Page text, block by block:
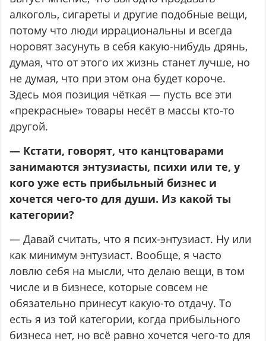
алкоголь, сигареты и другие подобные вещи,
потому что люди иррациональны и всегда
норовят засунуть в себя какую-нибудь дрянь,
думая, что от этого их жизнь станет лучше, но
не думая, что при этом она будет короче.
Здесь моя позиция чёткая — пусть все эти
«прекрасные» товары несёт в массы кто-то
другой.
— Кстати, говорят, что канцтоварами
занимаются энтузиасты, психи или те, у
кого уже есть прибыльный бизнес и
хочется чего-то для души. Из какой ты
категории?
— Давай считать, что я псих-энтузиаст. Ну или
как минимум энтузиаст. Вообще, я часто
ловлю себя на мысли, что делаю вещи, в том
числе и в бизнесе, которые совсем не
обязательно принесут какую-то отдачу. То
есть я из той категории, когда прибыльного
бизнеса нет, но всё равно хочется чего-то для